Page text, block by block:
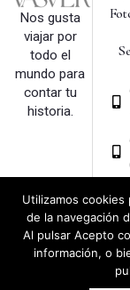
Nos gusta
viajar por
todo el
mundo para
contar tu
historia.
Utilizamos cookies
de la navegación
Al pulsar Acepto
información, o